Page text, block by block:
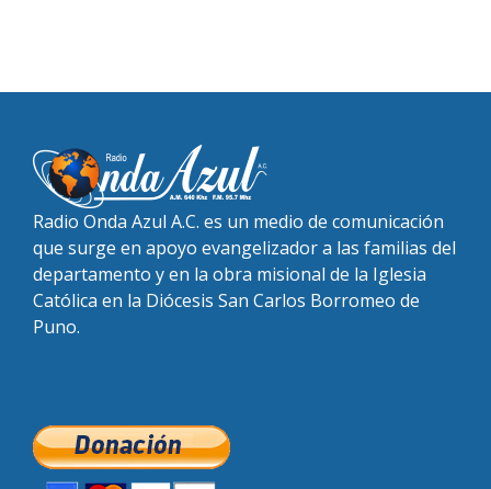
Radio Onda Azul A.C. es un medio de comunicación
que surge en apoyo evangelizador a las familias del
departamento y en la obra misional de la Iglesia
Católica en la Diócesis San Carlos Borromeo de
Puno.